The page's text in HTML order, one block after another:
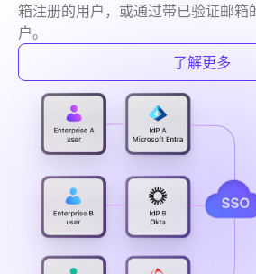
箱注册的用户，或通过带已验证邮箱
户。
了解更多